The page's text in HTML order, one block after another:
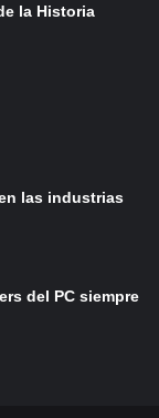
la Historia
las industrias
del PC siempre